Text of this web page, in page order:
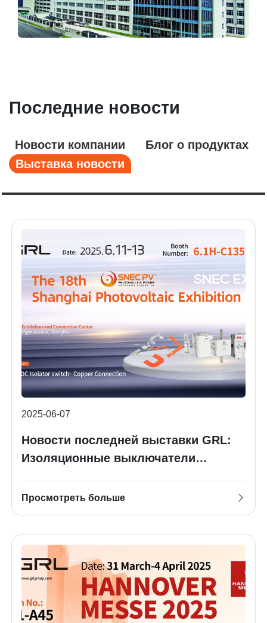
Последние новости
Новости компании
Блог о продуктах
Выставка новости
2025-06-07
Новости последней выставки GRL:
Изоляционные выключатели
фотоэлектрические предохранители
Просмотреть больше